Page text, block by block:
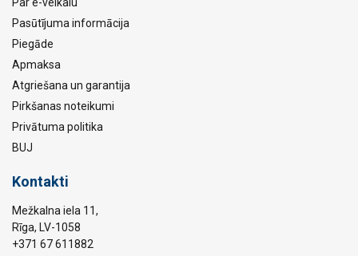
Pasūtījuma informācija
Piegāde
Apmaksa
Atgriešana un garantija
Pirkšanas noteikumi
Privātuma politika
BUJ
Kontakti
Mežkalna iela 11,
Rīga, LV-1058
+371 67 611882